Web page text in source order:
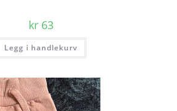
kr63
Legg i handlekurv